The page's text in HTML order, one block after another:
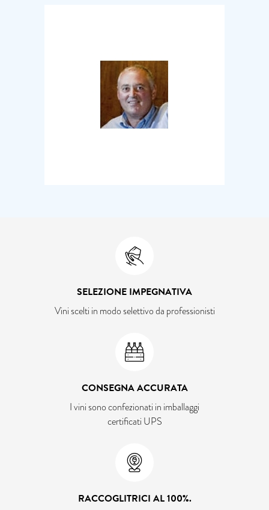
SELEZIONE IMPEGNATIVA
Vini scelti in modo selettivo da professionisti
CONSEGNA ACCURATA
I vini sono confezionati in imballaggi
certificati UPS
RACCOGLITRICI AL 100%.